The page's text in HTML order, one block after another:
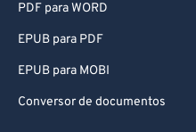
PDF para WORD
EPUB para PDF
EPUB para MOBI
Conversor de documentos